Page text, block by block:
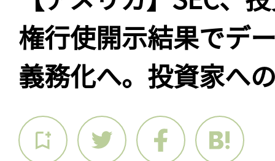
権行使開示結果でデ
義務化へ。投資家へ